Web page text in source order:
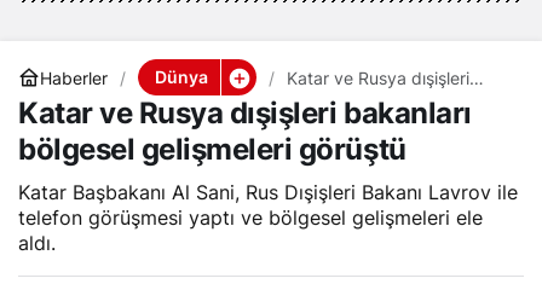
Haberler Dünya
Katar ve Rusya dışişleri
bakanları bölgesel
gelişmeleri görüştü
Katar ve Rusya dışişleri bakanları
bölgesel gelişmeleri görüştü
Katar Başbakanı Al Sani, Rus Dışişleri Bakanı Lavrov ile
telefon görüşmesi yaptı ve bölgesel gelişmeleri ele
aldı.